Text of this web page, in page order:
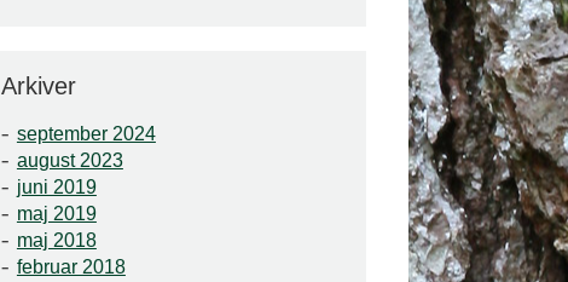
Arkiver
september 2024
august 2023
juni 2019
maj 2019
maj 2018
februar 2018